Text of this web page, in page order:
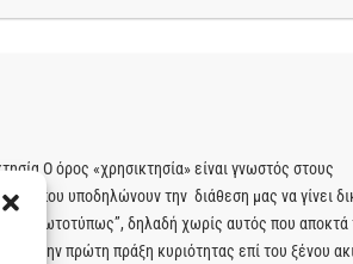
Ο όρος «χρησικτησία» είναι γνωστός στους
που υποδηλώνουν την διάθεση μας να γίνει
“πρωτοτύπως”, δηλαδή χωρίς αυτός που αποκτά
από την πρώτη πράξη κυριότητας επί του ξένου